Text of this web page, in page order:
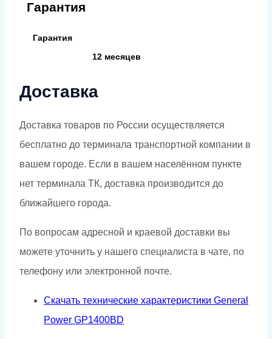
Гарантия
Гарантия
12 месяцев
Доставка
Доставка товаров по России осуществляется
бесплатно до терминала транспортной компании в
вашем городе. Если в вашем населённом пункте
нет терминала ТК, доставка производится до
ближайшего города.
По вопросам адресной и краевой доставки вы
можете уточнить у нашего специалиста в чате, по
телефону или электронной почте.
Скачать технические характеристики General
Power GP1400BD